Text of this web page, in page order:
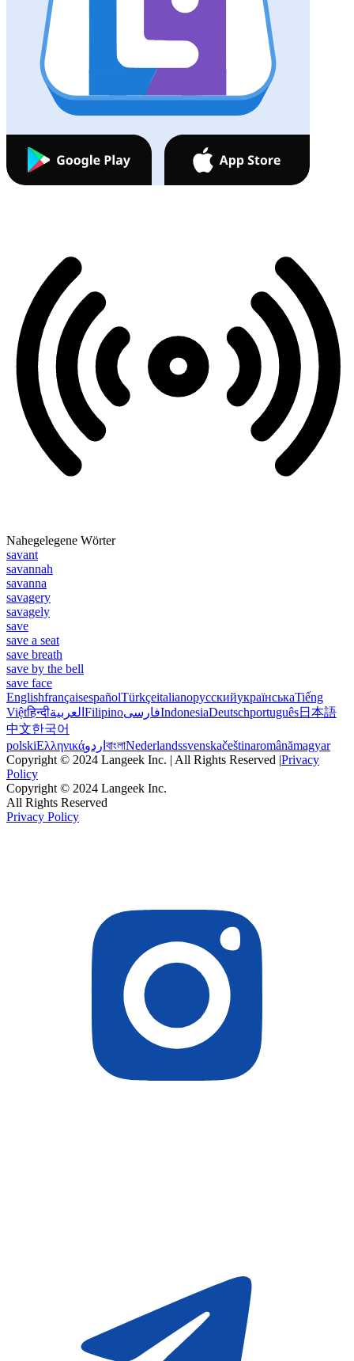
Nahegelegene Wörter
savant
savannah
savanna
savagery
savagely
save
save a seat
save breath
save by the bell
save face
EnglishfrançaisespañolTürkçeitalianoрусскийукраїнськаTiếng
Việtहिन्दीالعربية FilipinoفارسیIndonesiaDeutschportuguês日本語
中文한국어
polskiΕλληνικάاردو বাংলাNederlandssvenskačeštinaromânămagyar
Copyright © 2024 Langeek Inc. | All Rights Reserved |Privacy
Policy
Copyright © 2024 Langeek Inc.
All Rights Reserved
Privacy Policy